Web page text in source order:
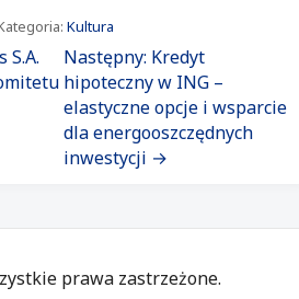
Kultura
Następny: Kredyt
hipoteczny w ING –
elastyczne opcje i wsparcie
dla energooszczędnych
inwestycji →
prawa zastrzeżone.